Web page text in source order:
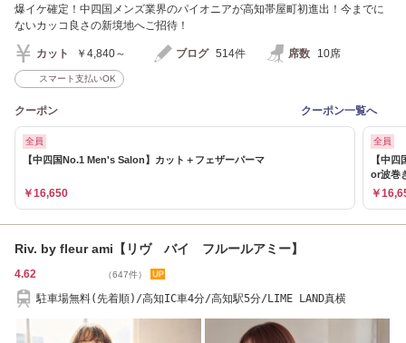
爆イケ確定！中四国メンズ業界のパイオニアが高知帯屋町初進出！今までに
ないカッコ良さの新境地へご招待！
カット ￥4,840～ ブログ 514件 席数 10席
スマート支払いOK
クーポン クーポン一覧へ
全員
【中四国No.1 Men's Salon】カット＋フェザーパーマ
￥16,650
全員
【中
or波巻
￥
Riv. by fleur ami【リヴ バイ フルールアミー】
4.62 （647件）
駐車場無料(先着順)/高知IC車4分/高知駅5分/LIME LAND真横